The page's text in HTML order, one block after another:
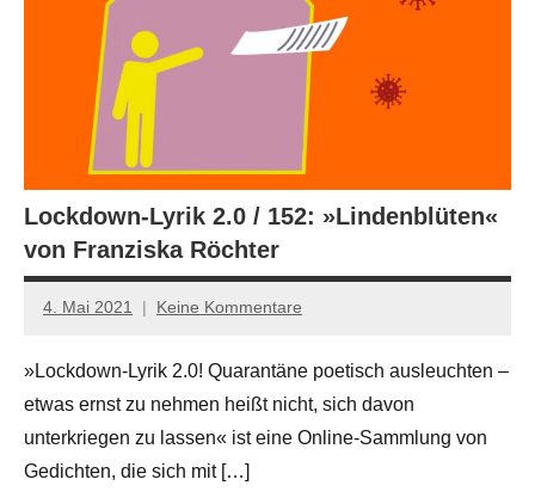
Lockdown-Lyrik 2.0 / 152: »Lindenblüten«
von Franziska Röchter
4. Mai 2021
Anton
Leitner
Keine Kommentare
»Lockdown-Lyrik 2.0! Quarantäne poetisch ausleuchten –
etwas ernst zu nehmen heißt nicht, sich davon
unterkriegen zu lassen« ist eine Online-Sammlung von
Gedichten, die sich mit […]